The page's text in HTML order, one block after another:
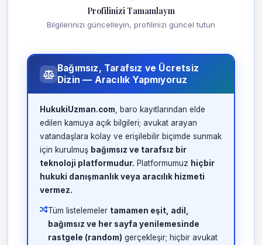
Profilinizi Tamamlayın
Bilgilerinizi güncelleyin, profilinizi güncel tutun
Bağımsız, Tarafsız ve Ücretsiz
Dizin — Aracılık Yapmıyoruz
HukukiUzman.com , baro kayıtlarından elde
edilen kamuya açık bilgileri; avukat arayan
vatandaşlara kolay ve erişilebilir biçimde sunmak
için kurulmuş bağımsız ve tarafsız bir
teknoloji platformudur. Platformumuz hiçbir
hukuki danışmanlık veya aracılık hizmeti
vermez.
Tüm listelemeler tamamen eşit, adil,
bağımsız ve her sayfa yenilemesinde
rastgele (random) gerçekleşir; hiçbir avukat